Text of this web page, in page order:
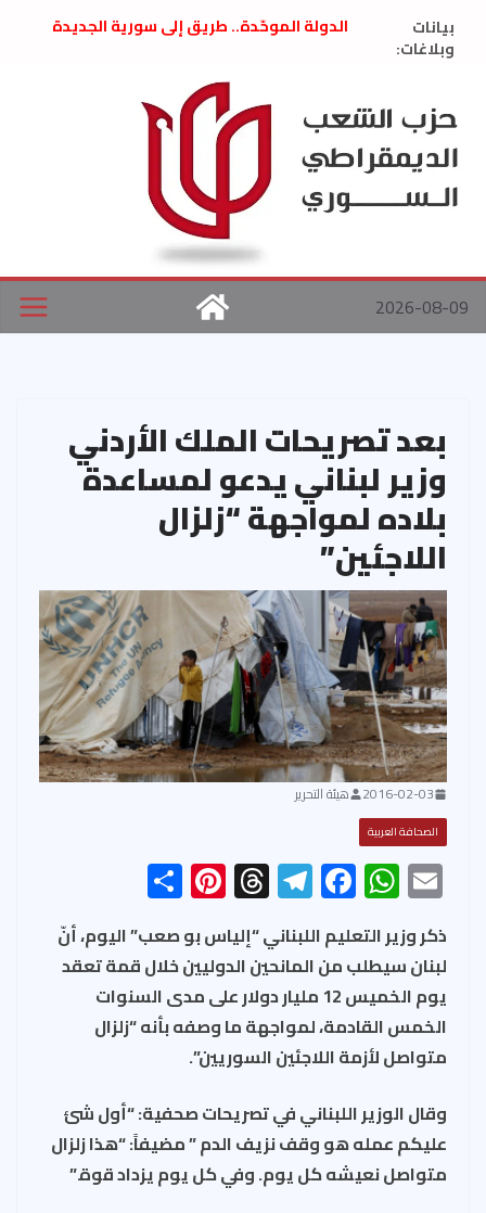
بيانات
وبلاغات:
الدولة الموحّدة.. طريق إلى سورية الجديدة
العام السابق لحزب الاتحاد الاشتراكي العربي
الديمقراطي
بلاغ صادر عن اجتماع اللجنة المركزية نيسان
2026
الحرب الأمريكية الإسرائيلية على نظام الملالي
في إيران .. بيان من حزب الشعب الديمقراطي
السوري
2026-08-09
بعد تصريحات الملك الأردني
وزير لبناني يدعو لمساعدة
بلاده لمواجهة “زلزال
اللاجئين”
2016-02-03 هيئة التحرير
الصحافة العربية
E
m
ail
W
h
at
s
A
p
p
F
ac
e
b
o
ok
Te
le
gr
a
m
T
hr
ea
ds
Pi
nt
er
es
t
h
ar
e
ذكر وزير التعليم اللبناني “إلياس بو صعب” اليوم، أنّ
لبنان سيطلب من المانحين الدوليين خلال قمة تعقد
يوم الخميس 12 مليار دولار على مدى السنوات
الخمس القادمة، لمواجهة ما وصفه بأنه “زلزال
متواصل لأزمة اللاجئين السوريين”.
وقال الوزير اللبناني في تصريحات صحفية: “أول شئ
عليكم عمله هو وقف نزيف الدم ” مضيفاً: “هذا زلزال
متواصل نعيشه كل يوم. وفي كل يوم يزداد قوة.”